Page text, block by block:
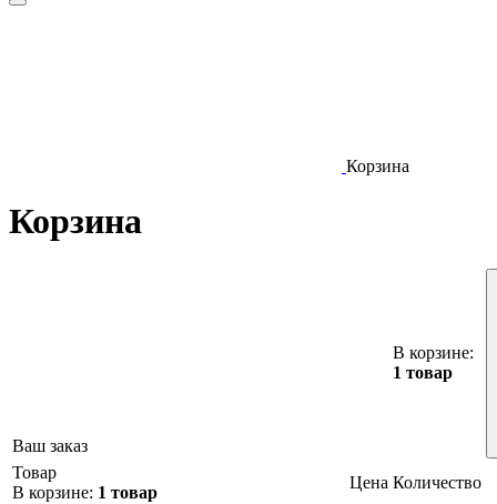
Корзина
Корзина
Ваш заказ
В корзине:
1 товар
Товар
В корзине: 1 товар
Цена Количество